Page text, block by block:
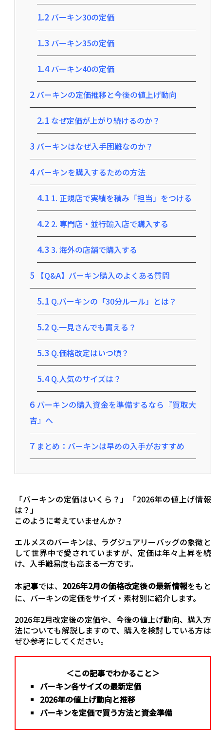
1.2 バーキン30の定価
1.3 バーキン35の定価
1.4バーキン40の定価
2 バーキンの定価推移と今後の値上げ動向
2.1 なぜ定価が上がり続けるのか？
3 バーキンはなぜ入手困難なのか？
4バーキンを購入するための方法
4.1 1. 正規店で実績を積み「担当」をつける
4.2 2. 専門店・並行輸入店で購入する
4.3 3. 海外の店舗で購入する
5 【Q&A】バーキン購入のよくある質問
5.1 Q.バーキンの「30分ルール」とは？
5.2 Q.一見さんでも買える？
5.3 Q.価格改定はいつ頃？
5.4Q.人気のサイズは？
6 バーキンの購入資金を準備するなら『買取大
吉』へ
7 まとめ：バーキンは早めの入手がおすすめ
「バーキンの定価はいくら？」「2026年の値上げ情報
は？」
このように考えていませんか？
エルメスのバーキンは、ラグジュアリーバッグの象徴と
して世界中で愛されていますが、定価は年々上昇を続
け、入手難易度も高まる一方です。
本記事では、 2026年2月の価格改定後の最新情報をもと
に、バーキンの定価をサイズ・素材別に紹介します。
2026年2月改定後の定価や、今後の値上げ動向、購入方
法についても解説しますので、購入を検討している方は
ぜひ参考にしてください。
＜この記事でわかること＞
バーキン各サイズの最新定価
2026年の値上げ動向と推移
バーキンを定価で買う方法と資金準備